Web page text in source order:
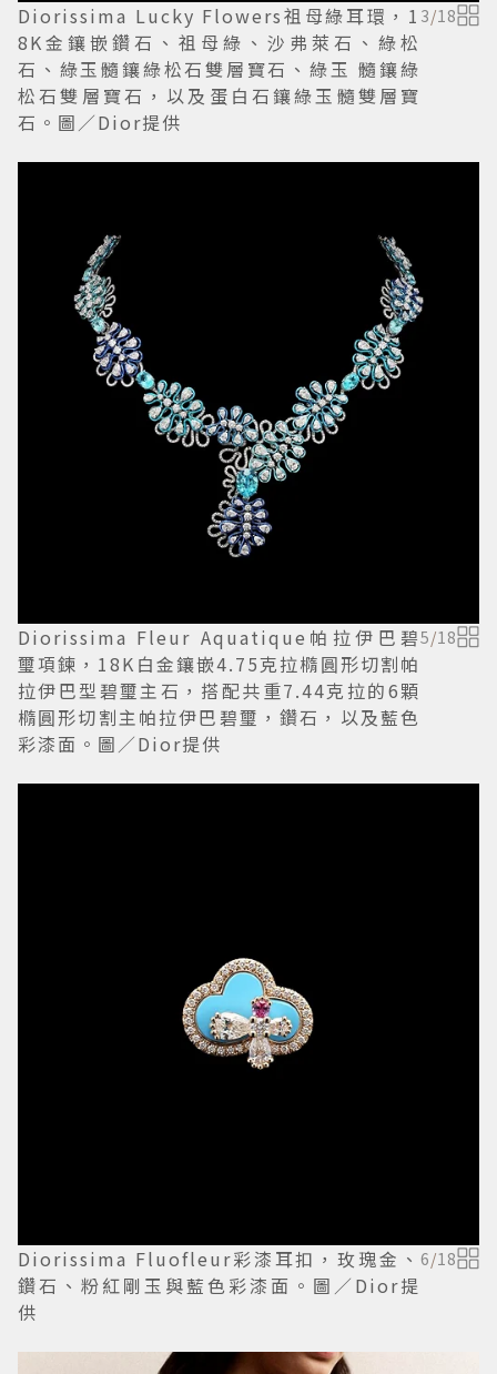
Diorissima Lucky Flowers祖母綠耳環，1
8K金鑲嵌鑽石、祖母綠、沙弗萊石、綠松
石、綠玉髓鑲綠松石雙層寶石、綠玉 髓鑲綠
松石雙層寶石，以及蛋白石鑲綠玉髓雙層寶
石。圖／Dior提供
3/18
Diorissima Fleur Aquatique帕拉伊巴碧
璽項鍊，18K白金鑲嵌4.75克拉橢圓形切割帕
拉伊巴型碧璽主石，搭配共重7.44克拉的6顆
橢圓形切割主帕拉伊巴碧璽，鑽石，以及藍色
彩漆面。圖／Dior提供
5/18
Diorissima Fluofleur彩漆耳扣，玫瑰金、
鑽石、粉紅剛玉與藍色彩漆面。圖／Dior提
供
6/18